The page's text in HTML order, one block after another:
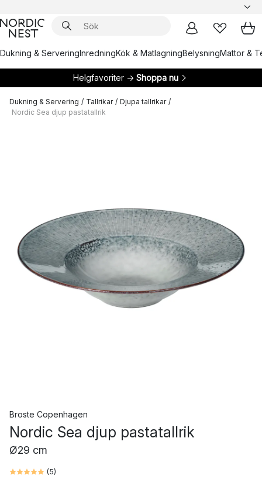
Dukning & ServeringInredningKök & MatlagningBelysningMattor &
Helgfavoriter → Shoppa nu
Dukning & Servering / Tallrikar / Djupa tallrikar /
Nordic Sea djup pastatallrik
Broste Copenhagen
Nordic Sea djup pastatallrik
Ø29 cm
(5)